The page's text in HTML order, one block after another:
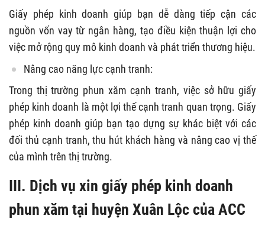
Giấy phép kinh doanh giúp bạn dễ dàng tiếp cận các
nguồn vốn vay từ ngân hàng, tạo điều kiện thuận lợi cho
việc mở rộng quy mô kinh doanh và phát triển thương hiệu.
Nâng cao năng lực cạnh tranh:
Trong thị trường phun xăm cạnh tranh, việc sở hữu giấy
phép kinh doanh là một lợi thế cạnh tranh quan trọng. Giấy
phép kinh doanh giúp bạn tạo dựng sự khác biệt với các
đối thủ cạnh tranh, thu hút khách hàng và nâng cao vị thế
của mình trên thị trường.
III. Dịch vụ xin giấy phép kinh doanh
phun xăm tại huyện Xuân Lộc của ACC